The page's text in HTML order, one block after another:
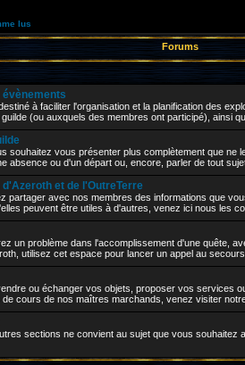
lus
Forums
à faciliter l'organisation et la planification des
(ou auxquels des membres ont participé), ainsi
souhaitez vous présenter plus complètement que ne
absence ou d'un départ ou, encore, parler de tout
d'Azeroth et de l'OutreTerre
partager avec nos membres des informations que
peuvent être utiles à d'autres, venez ici nous les
un problème dans l'accomplissement d'une quête,
utilisez cet espace pour lancer un appel au
ou échanger vos objets, proposer vos services
cours de nos maîtres marchands, venez visiter
sections ne convient au sujet que vous souhaitez